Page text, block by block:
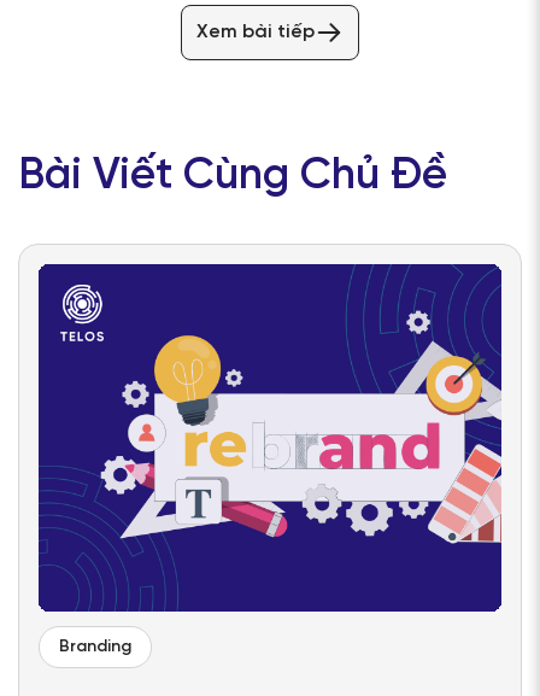
Xem bài tiếp
Bài Viết Cùng Chủ Đề
Branding